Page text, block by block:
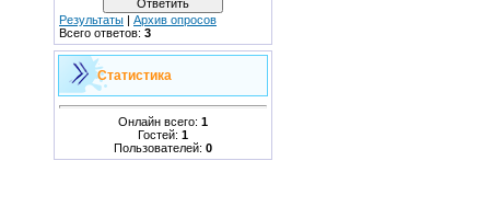
Результаты | Архив опросов
Всего ответов: 3
Статистика
Онлайн всего: 1
Гостей: 1
Пользователей: 0